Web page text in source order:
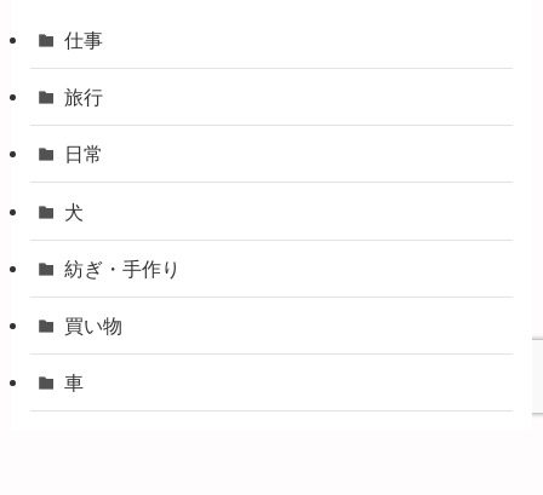
仕事
旅行
日常
犬
紡ぎ・手作り
買い物
車